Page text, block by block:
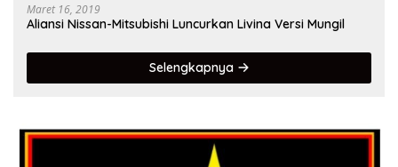
Maret 16, 2019
Aliansi Nissan-Mitsubishi Luncurkan Livina Versi Mungil
Selengkapnya